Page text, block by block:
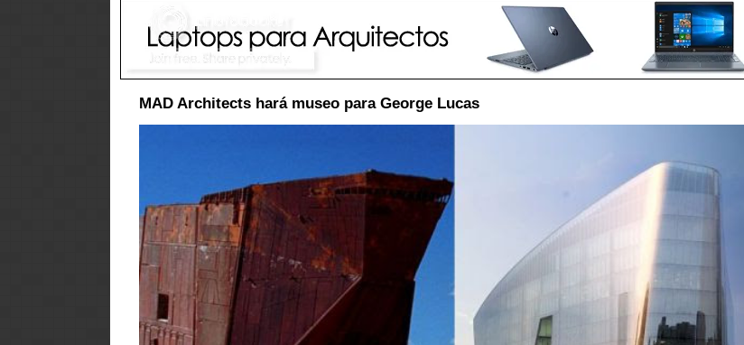
MAD Architects hará museo para George Lucas